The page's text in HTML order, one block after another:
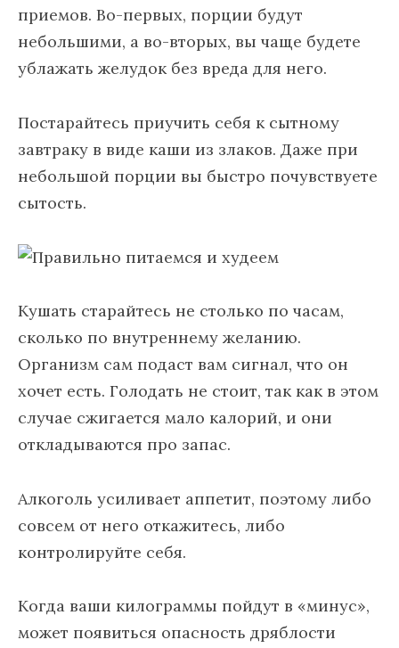
приемов. Во-первых, порции будут
небольшими, а во-вторых, вы чаще будете
ублажать желудок без вреда для него.
Постарайтесь приучить себя к сытному
завтраку в виде каши из злаков. Даже при
небольшой порции вы быстро почувствуете
сытость.
Кушать старайтесь не столько по часам,
сколько по внутреннему желанию.
Организм сам подаст вам сигнал, что он
хочет есть. Голодать не стоит, так как в этом
случае сжигается мало калорий, и они
откладываются про запас.
Алкоголь усиливает аппетит, поэтому либо
совсем от него откажитесь, либо
контролируйте себя.
Когда ваши килограммы пойдут в «минус»,
может появиться опасность дряблости